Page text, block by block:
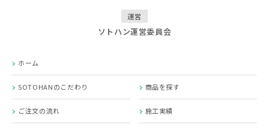
運営
ソトハン運営委員会
ホーム
SOTOHANのこだわり 商品を探す
ご注文の流れ 施工実績